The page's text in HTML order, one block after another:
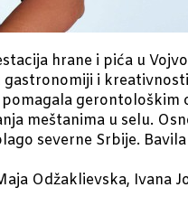
hrane i pića u
i
gerontološkim
meštanima u selu.
severne Srbije. Bavila
Odžaklievska, Ivana